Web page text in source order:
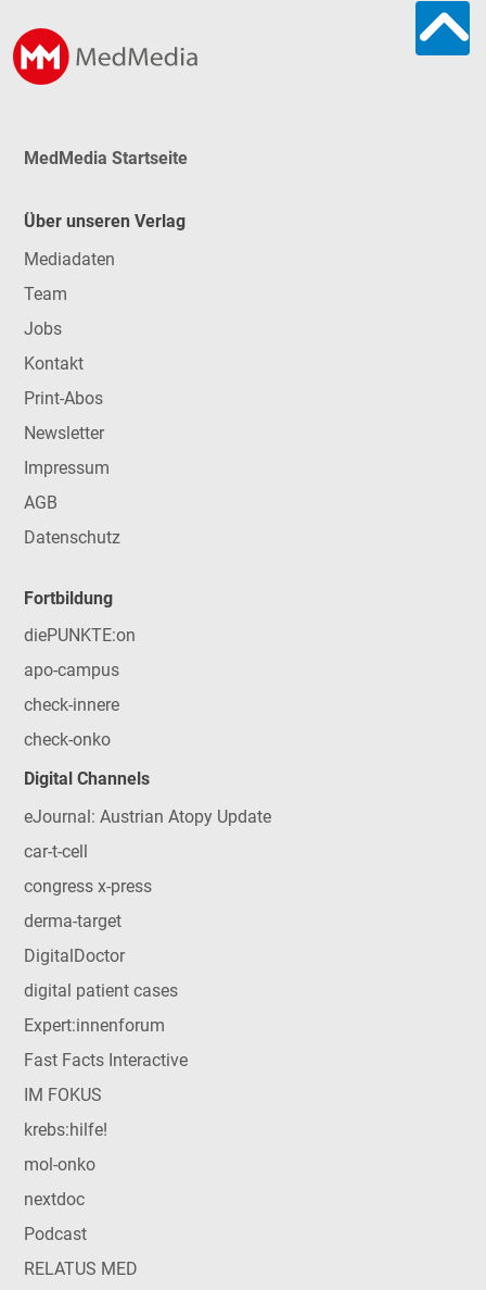
MedMedia Startseite
Über unseren Verlag
Mediadaten
Team
Jobs
Kontakt
Print-Abos
Newsletter
Impressum
AGB
Datenschutz
Fortbildung
diePUNKTE:on
apo-campus
check-innere
check-onko
Digital Channels
eJournal: Austrian Atopy Update
car-t-cell
congress x-press
derma-target
DigitalDoctor
digital patient cases
Expert:innenforum
Fast Facts Interactive
IM FOKUS
krebs:hilfe!
mol-onko
nextdoc
Podcast
RELATUS MED